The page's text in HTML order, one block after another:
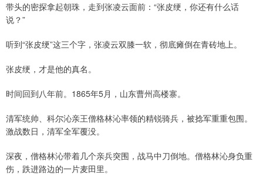
带头的密探拿起朝珠，走到张凌云面前：“张皮绠，你还有什么话
说？”
听到“张皮绠”这三个字，张凌云双膝一软，彻底瘫倒在青砖地上。
张皮绠，才是他的真名。
时间回到八年前。1865年5月，山东曹州高楼寨。
清军统帅、科尔沁亲王僧格林沁率领的精锐骑兵，被捻军重重包围。
激战数日，清军全军覆没。
深夜，僧格林沁带着几个亲兵突围，战马中刀倒地。僧格林沁身负重
伤，跌进路边的一片麦田里。